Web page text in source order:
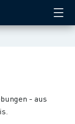
- aus